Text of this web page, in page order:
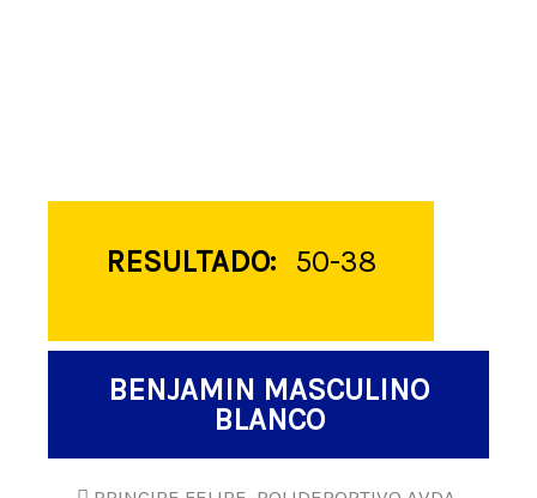
RESULTADO: 50-38
BENJAMIN MASCULINO
BLANCO